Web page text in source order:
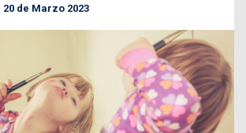
20 de Marzo 2023